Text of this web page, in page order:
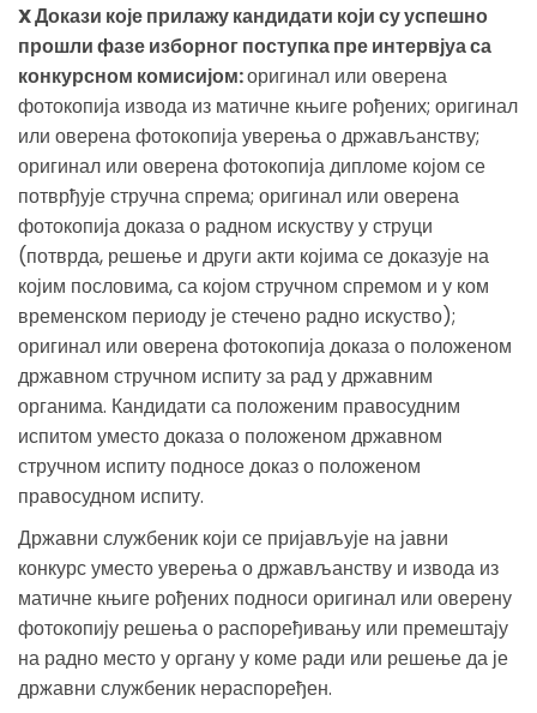
X Докази које прилажу кандидати који су успешно
прошли фазе изборног поступка пре интервјуа са
конкурсном комисијом:оригинал или оверена
фотокопија извода из матичне књиге рођених; оригинал
или оверена фотокопија уверења о држављанству;
оригинал или оверена фотокопија дипломе којом се
потврђује стручна спрема; оригинал или оверена
фотокопија доказа о радном искуству у струци
(потврда, решење и други акти којима се доказује на
којим пословима, са којом стручном спремом и у ком
временском периоду је стечено радно искуство);
оригинал или оверена фотокопија доказа о положеном
државном стручном испиту за рад у државним
органима. Кандидати са положеним правосудним
испитом уместо доказа о положеном државном
стручном испиту подносе доказ о положеном
правосудном испиту.
Државни службеник који се пријављује на јавни
конкурс уместо уверења о држављанству и извода из
матичне књиге рођених подноси оригинал или оверену
фотокопију решења о распоређивању или премештају
на радно место у органу у коме ради или решење да је
државни службеник нераспоређен.